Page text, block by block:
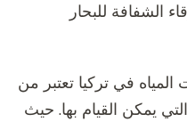
الشفافة للبحار
في تركيا تعتبر من
يمكن القيام بها. حيث